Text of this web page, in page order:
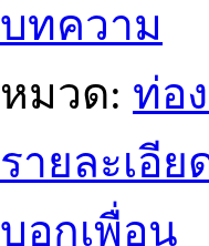
บทความ
หมวด: ท่อ
รายละเอีย
บอกเพื่อน